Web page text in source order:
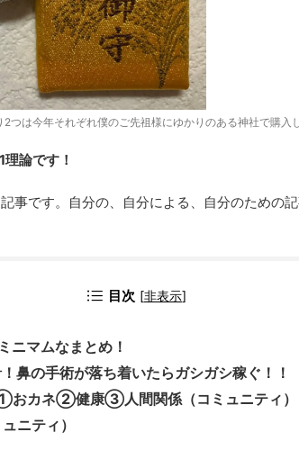
2つは今年それぞれ僕のご先祖様にゆかりのある神社で購入
論です！
事です。自分の、自分による、自分のための
目次 [非表示]
ニマムなまとめ！
鼻の手術が落ち着いたらガシガシ稼ぐ！！
おカネ②健康③人間関係（コミュニティ）
ニティ）